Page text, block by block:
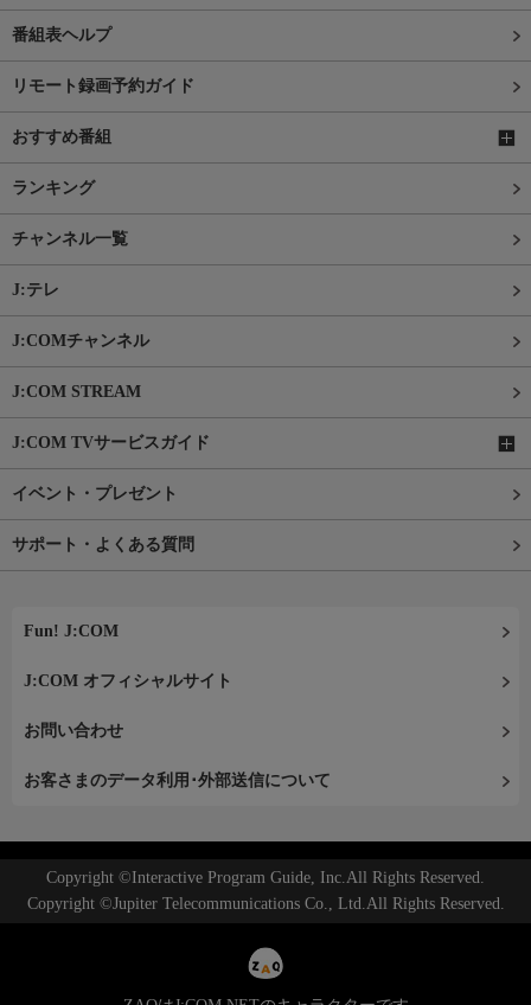
番組表ヘルプ
リモート録画予約ガイド
おすすめ番組
ランキング
チャンネル一覧
J:テレ
J:COMチャンネル
J:COM STREAM
J:COM TVサービスガイド
イベント・プレゼント
サポート・よくある質問
Fun! J:COM
J:COM オフィシャルサイト
お問い合わせ
お客さまのデータ利用･外部送信について
Copyright ©Interactive Program Guide, Inc.All Rights Reserved.
Copyright ©Jupiter Telecommunications Co., Ltd.All Rights Reserved.